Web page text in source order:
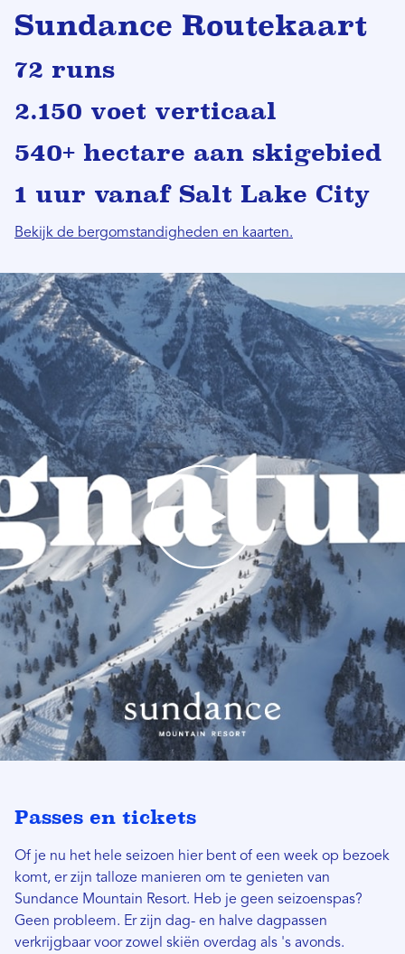
Sundance Routekaart
72 runs
2.150 voet verticaal
540+ hectare aan skigebied
1 uur vanaf Salt Lake City
Bekijk de bergomstandigheden en kaarten.
Passes en tickets
Of je nu het hele seizoen hier bent of een week op bezoek
komt, er zijn talloze manieren om te genieten van
Sundance Mountain Resort. Heb je geen seizoenspas?
Geen probleem. Er zijn dag- en halve dagpassen
verkrijgbaar voor zowel skiën overdag als 's avonds.